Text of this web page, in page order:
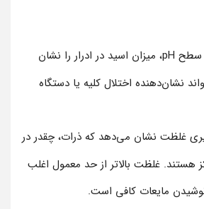
(pH): سطح pH، میزان اسید در ادرار را نشان
نشان‌دهنده اختلال کلیه یا دستگاه
غلظت نشان می‌دهد که ذرات، چقدر در
هستند. غلظت بالاتر از حد معمول اغلب
مایعات کافی است.